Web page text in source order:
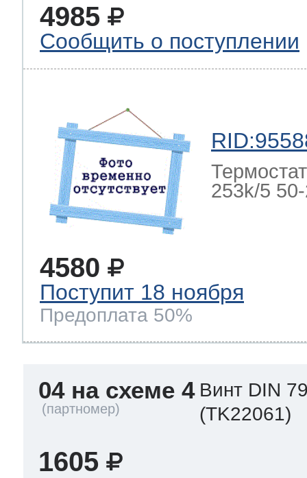
4985
Сообщить о поступлении
253k/5
4580
Поступит 18 ноября
Предоплата 50%
04 на схеме 4 Винт DIN
(TK22061)
1605